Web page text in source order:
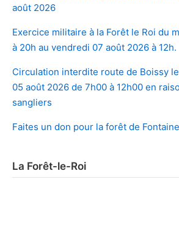
août 2026
Exercice militaire à la Forêt le Roi du
à 20h au vendredi 07 août 2026 à 12h.
Circulation interdite route de Boissy
05 août 2026 de 7h00 à 12h00 en
sangliers
Faites un don pour la forêt de
La Forêt-le-Roi